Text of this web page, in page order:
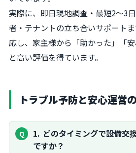
実際に、即日現地調査・最短2～3
者・テナントの立ち合いサポート
応し、家主様から「助かった」「安
と高い評価を得ています。
トラブル予防と安心運営
1 どのタイミングで設備交
ですか？